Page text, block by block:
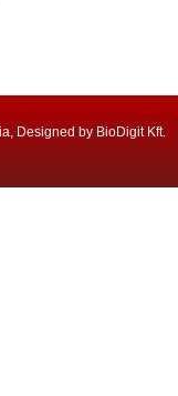
Designed by BioDigit Kft.